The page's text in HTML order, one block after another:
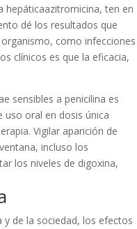
hepáticaazitromicina, ten en
dé los resultados que
como infecciones
clínicos es que la eficacia,
sensibles a penicilina es
uso oral en dosis única
Vigilar aparición de
incluso los
los niveles de digoxina,
de la sociedad, los efectos